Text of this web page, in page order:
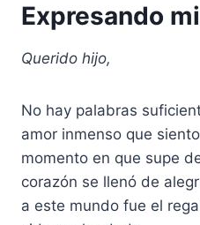
Expresando
Querido hijo,
No hay palabras
amor inmenso que
momento en que supe
corazón se llenó de
a este mundo fue el